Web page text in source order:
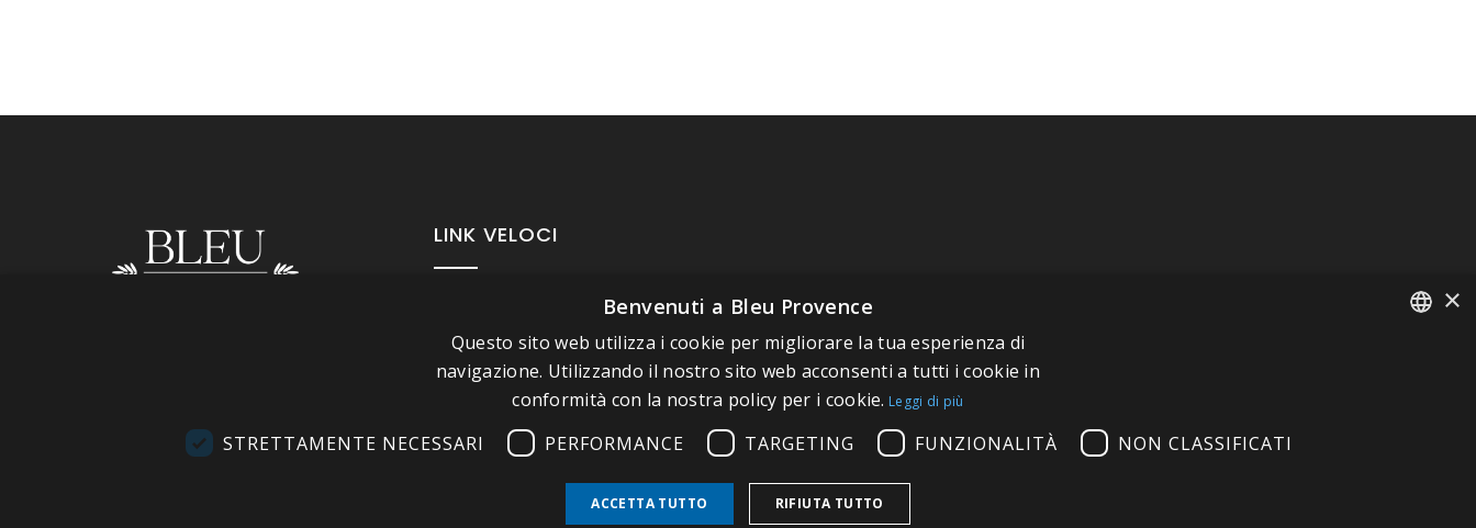
LINK VELOCI
A proposito di Bleu Provence
Informazioni legali
Condizioni di vendita
Contatti
Visitate il nostro Showroom
×
Benvenuti a Bleu Provence
Questo sito web utilizza i cookie per migliorare la tua esperienza di
navigazione. Utilizzando il nostro sito web acconsenti a tutti i cookie in
conformità con la nostra policy per i cookie. Leggi di più
STRETTAMENTE NECESSARI PERFORMANCE TARGETING FUNZIONALITÀ NON CLASSIFICATI
ACCETTA TUTTO RIFIUTA TUTTO